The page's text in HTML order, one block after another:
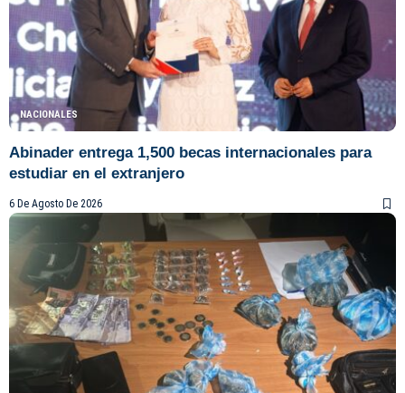
NACIONALES
Abinader entrega 1,500 becas internacionales para
estudiar en el extranjero
6 De Agosto De 2026